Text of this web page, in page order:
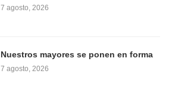
7 agosto, 2026
Nuestros mayores se ponen en forma
7 agosto, 2026